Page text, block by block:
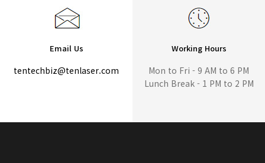
Email Us
tentechbiz@tenlaser.com
Working Hours
Mon to Fri - 9 AM to 6 PM
Lunch Break - 1 PM to 2 PM